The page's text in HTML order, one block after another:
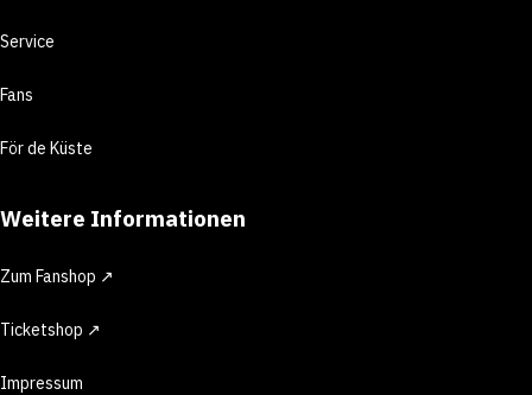
Service
Fans
För de Küste
Weitere Informationen
Zum Fanshop ↗
Ticketshop ↗
Impressum